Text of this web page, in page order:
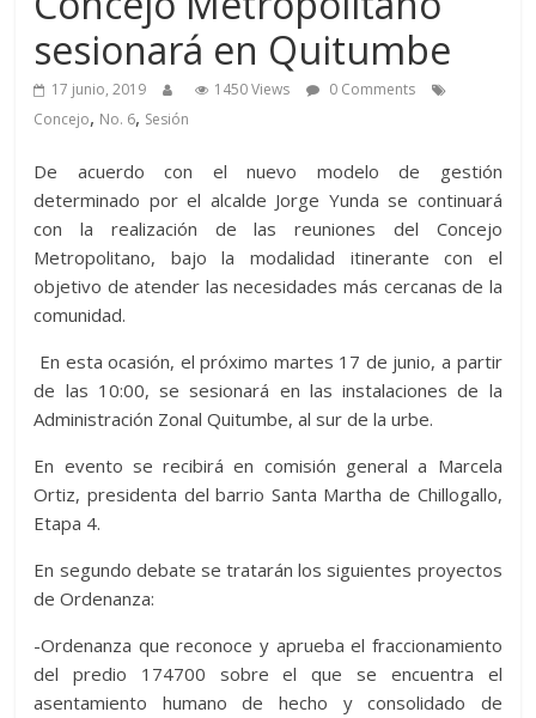
sesionará en Quitumbe
17 junio, 2019 1450 Views
0 Comments
Concejo, No. 6, Sesión
De acuerdo con el nuevo modelo de gestión
determinado por el alcalde Jorge Yunda se continuará
con la realización de las reuniones del Concejo
Metropolitano, bajo la modalidad itinerante con el
objetivo de atender las necesidades más cercanas de la
comunidad.
En esta ocasión, el próximo martes 17 de junio, a partir
de las 10:00, se sesionará en las instalaciones de la
Administración Zonal Quitumbe, al sur de la urbe.
En evento se recibirá en comisión general a Marcela
Ortiz, presidenta del barrio Santa Martha de Chillogallo,
Etapa 4.
En segundo debate se tratarán los siguientes proyectos
de Ordenanza:
-Ordenanza que reconoce y aprueba el fraccionamiento
del predio 174700 sobre el que se encuentra el
asentamiento humano de hecho y consolidado de